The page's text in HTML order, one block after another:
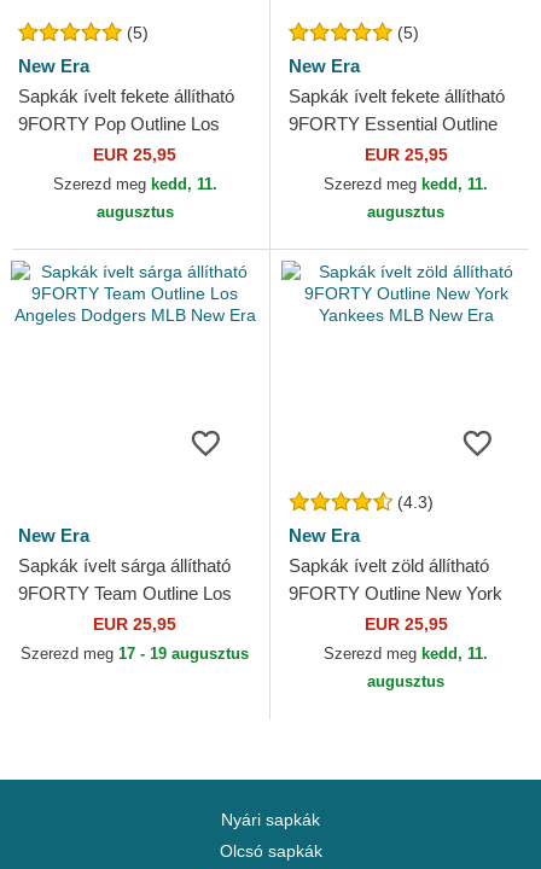
(5)
New Era
Sapkák ívelt fekete állítható
9FORTY Pop Outline Los
Angeles Dodgers MLB New
EUR 25,95
Szerezd meg kedd, 11.
augusztus
(5)
New Era
Sapkák ívelt fekete állítható
9FORTY Essential Outline
Los Angeles Lakers NBA
New Era
EUR 25,95
Szerezd meg kedd, 11.
augusztus
New Era
Sapkák ívelt sárga állítható
9FORTY Team Outline Los
Angeles Dodgers MLB New
Era
EUR 25,95
Szerezd meg 17 - 19 augusztus
(4.3)
New Era
Sapkák ívelt zöld állítható
9FORTY Outline New York
Yankees MLB New Era
EUR 25,95
Szerezd meg kedd, 11.
augusztus
Nyári sapkák
Olcsó sapkák